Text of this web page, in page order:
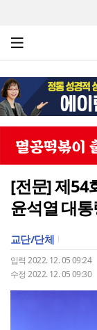
[전문] 제54
윤석열 대
교단/단체
입력 2022. 12. 05 09:24
수정 2022. 12. 05 09:30